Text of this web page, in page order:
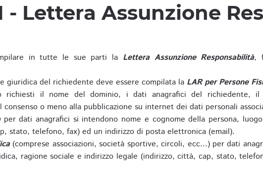
- Lettera Assunzione
in tutte le sue parti la Lettera Assunzione Responsabilità,
giuridica del richiedente deve essere compilata la LAR per Persone
richiesti il nome del dominio, i dati anagrafici del richiedente, il
consenso o meno alla pubblicazione su internet dei dati personali
per dati anagrafici si intendono nome e cognome della persona,
stato, telefono, fax) ed un indirizzo di posta elettronica (email).
(comprese associazioni, società sportive, circoli, ecc...) per dati
ragione sociale e indirizzo legale (indirizzo, città, cap, stato,